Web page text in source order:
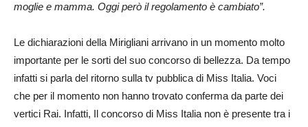
moglie e mamma. Oggi però il regolamento è cambiato”.
Le dichiarazioni della Mirigliani arrivano in un momento molto
importante per le sorti del suo concorso di bellezza. Da tempo
infatti si parla del ritorno sulla tv pubblica di Miss Italia. Voci
che per il momento non hanno trovato conferma da parte dei
vertici Rai. Infatti, Il concorso di Miss Italia non è presente tra i